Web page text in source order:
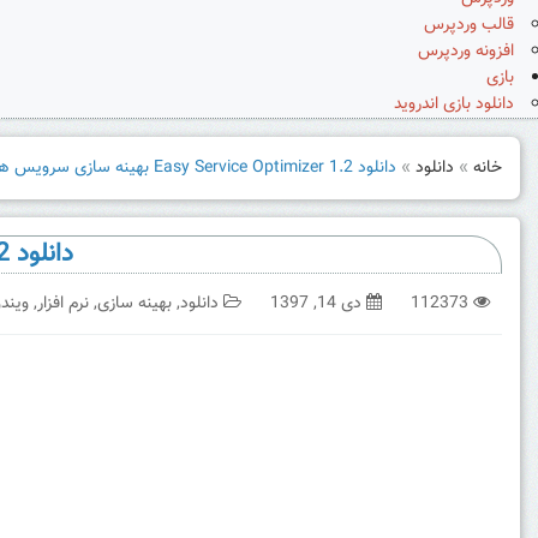
قالب وردپرس
افزونه وردپرس
بازی
دانلود بازی اندروید
خانه » دانلود » دانلود Easy Service Optimizer 1.2 بهینه سازی سرویس های ویندوز
دانلود Easy Service Optimizer 1.2 بهینه سازی سرویس های ویندوز
112373 دی 14, 1397 دانلود,بهینه سازی,نرم افزار,